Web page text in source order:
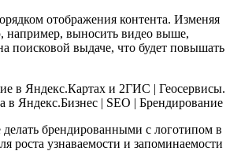
отображения контента. Изменяя
например, выносить видео выше,
поисковой выдаче, что будет повышать
брендированными с логотипом в
роста узнаваемости и запоминаемости